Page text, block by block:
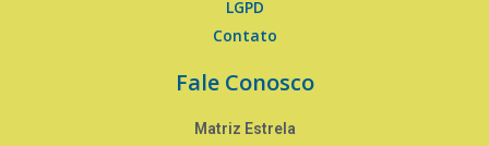
LGPD
Contato
Fale Conosco
Matriz Estrela